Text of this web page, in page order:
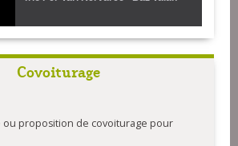
Covoiturage
proposition de covoiturage pour